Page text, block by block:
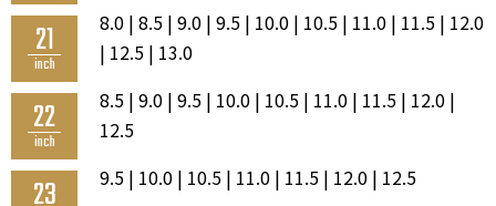
21
inch
8.0 | 8.5 | 9.0 | 9.5 | 10.0 | 10.5 | 11.0 | 11.5 | 12.0
| 12.5 | 13.0
22
inch
8.5 | 9.0 | 9.5 | 10.0 | 10.5 | 11.0 | 11.5 | 12.0 |
12.5
23 9.5 | 10.0 | 10.5 | 11.0 | 11.5 | 12.0 | 12.5